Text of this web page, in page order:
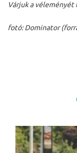
Várjuk a véleményét
fotó: Dominator